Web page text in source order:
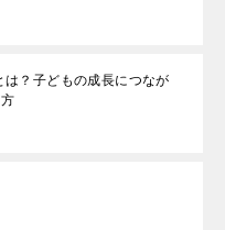
は？子どもの成長につなが